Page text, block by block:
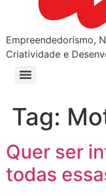
Empreendedorismo,
Criatividade e
Tag:
Quer ser
todas